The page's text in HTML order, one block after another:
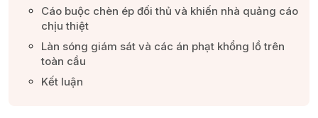
Cáo buộc chèn ép đối thủ và khiến nhà quảng cáo
chịu thiệt​
Làn sóng giám sát và các án phạt khổng lồ trên
toàn cầu​
Kết luận​